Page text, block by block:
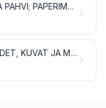
PAPERI, KARTONKI JA PAHVI; PAPERIMASSA-, PAPERI-, KARTONKI- JA PAHVITAVARAT
KIRJAT, SANOMALEHDET, KUVAT JA MUUT PAINOTUOTTEET; KÄSIKIRJOITUKSET, KONEKIRJOITUKSET JA TYÖPIIRUSTUKSET